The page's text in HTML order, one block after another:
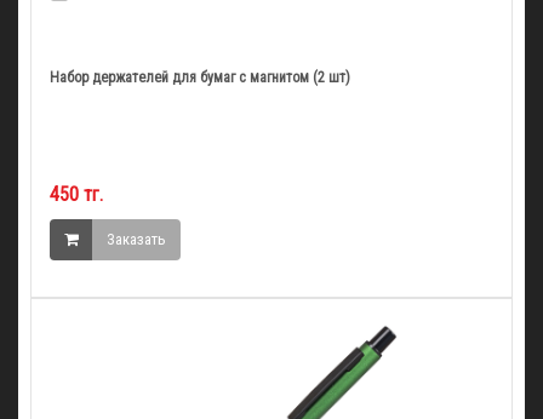
Набор держателей для бумаг с магнитом (2 шт)
450 тг.
Заказать